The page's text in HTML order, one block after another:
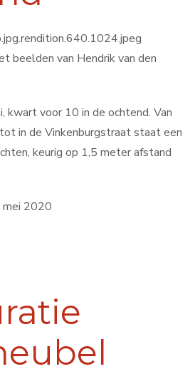
beelden van Hendrik van den
kwart voor 10 in de ochtend. Van
in de Vinkenburgstraat staat een
keurig op 1,5 meter afstand
mei 2020